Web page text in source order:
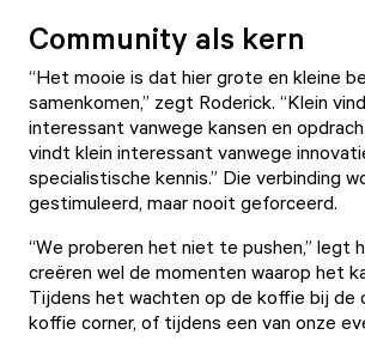
Community als kern
“Het mooie is dat hier grote en kleine
samenkomen,” zegt Roderick. “Klein
interessant vanwege kansen en
vindt klein interessant vanwege
specialistische kennis.” Die verbinding
gestimuleerd, maar nooit geforceerd.
“We proberen het niet te pushen,” legt
creëren wel de momenten waarop het
Tijdens het wachten op de koffie bij de
koffie corner, of tijdens een van onze